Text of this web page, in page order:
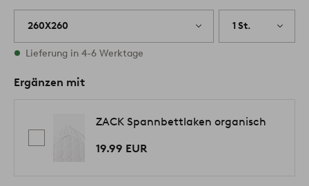
260X260 1 St.
Vorrätig
Lieferung in 4-6 Werktage
Ergänzen mit
ZACK Spannbettlaken organisch
19.99 EUR